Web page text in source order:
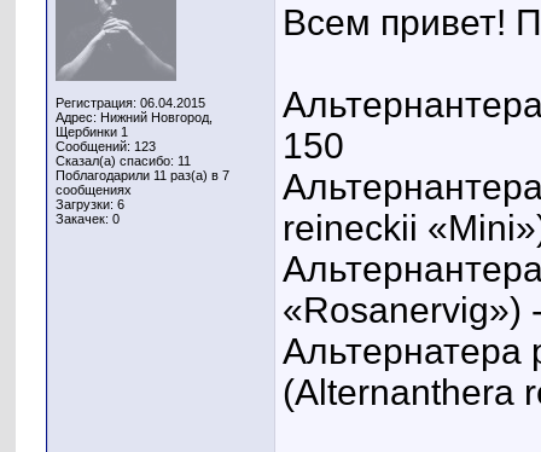
Регистрация: 06.04.2015
Адрес: Нижний Новгород,
Щербинки 1
Сообщений: 123
Сказал(а) спасибо: 11
Поблагодарили 11 раз(а) в 7
сообщениях
Загрузки: 6
Закачек: 0
Всем привет!
150
reineckii
«Rosanervig»)
Альтернатера
(Alternanthera